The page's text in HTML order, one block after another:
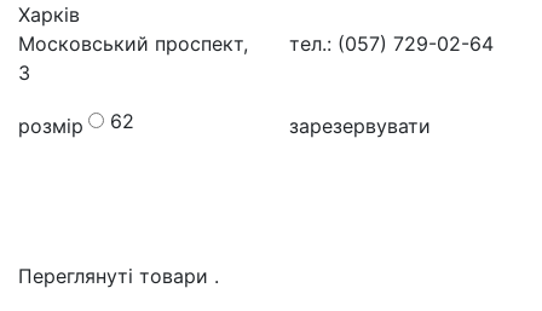
Харків
Московський проспект,
3
тел.: (057) 729-02-64
розмір 62 зарезервувати
Переглянуті товари .